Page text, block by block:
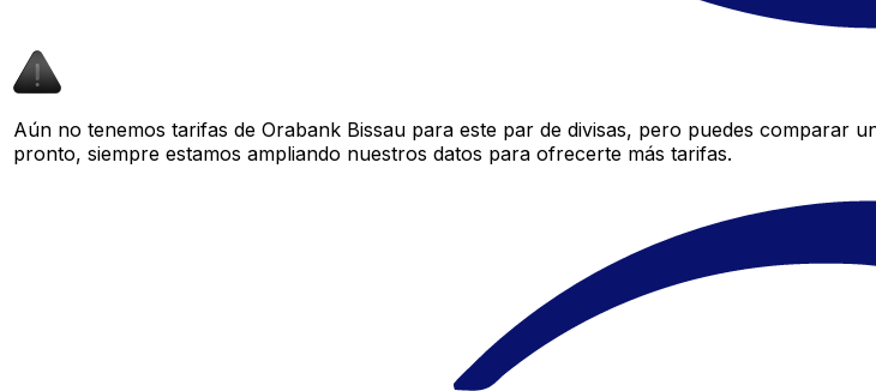
Aún no tenemos tarifas de Orabank Bissau para este par de divisas, pero puedes
pronto, siempre estamos ampliando nuestros datos para ofrecerte más tarifas.